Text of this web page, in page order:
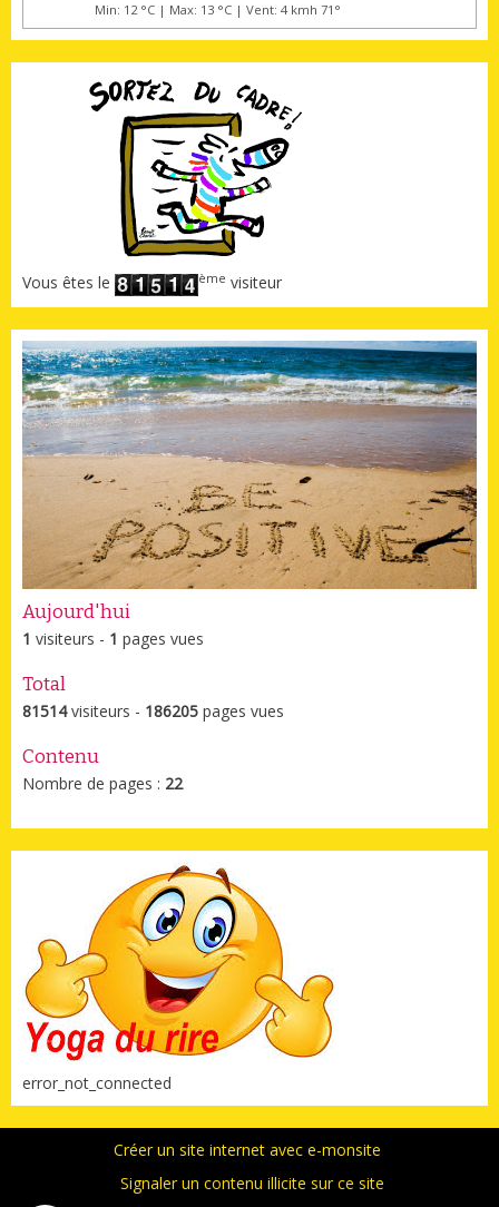
Min: 12 °C | Max: 13 °C | Vent: 4 kmh 71°
Vous êtes le ème visiteur
Aujourd'hui
1 visiteurs - 1 pages vues
Total
81514visiteurs - 186205 pages vues
Contenu
Nombre de pages : 22
error_not_connected
Créer un site internet avec e-monsite
Signaler un contenu illicite sur ce site